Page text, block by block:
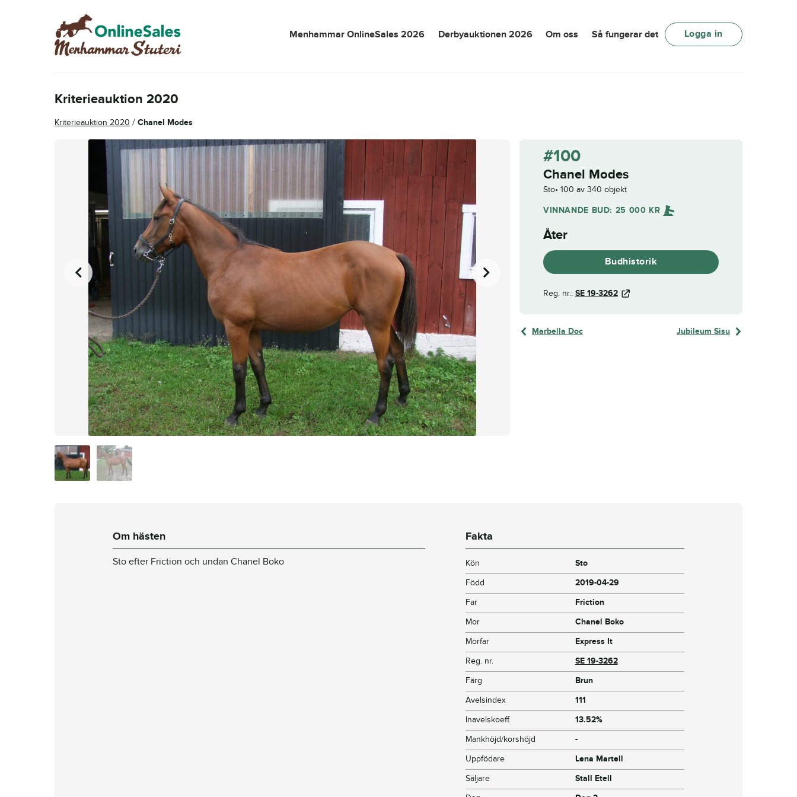
Hoppa
till
navigering
Hoppa
till
innehåll
Menhammar OnlineSales 2026 Derbyauktionen 2026 Om oss Så fungerar det Logga in
Kriterieauktion 2020
Kriterieauktion 2020 / Chanel Modes
#100
Chanel Modes
Sto 100 av 340 objekt
VINNANDE BUD: 25 000 KR
Åter
Budhistorik
Reg. nr.: SE 19-3262
Marbella Doc Jubileum Sisu
Om hästen
Sto efter Friction och undan Chanel Boko
Fakta
Kön
Sto
Född
2019-04-29
Far
Friction
Mor
Chanel Boko
Morfar
Express It
Reg. nr.
SE 19-3262
Färg
Brun
Avelsindex
111
Inavelskoeff.
13.52%
Mankhöjd/korshöjd
-
Uppfödare
Lena Martell
Säljare
Stall Etell